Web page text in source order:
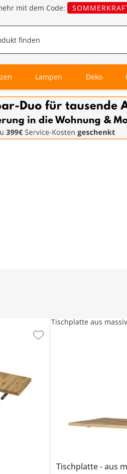
mit dem Code:
Lampen Deko
Tischplatte aus
Tischplatte aus